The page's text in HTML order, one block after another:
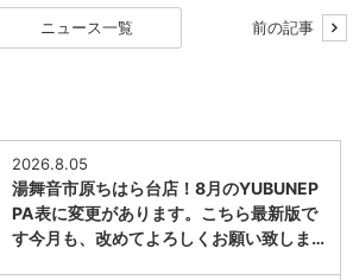
ニュース一覧 前の記事
2026.8.05
湯舞音市原ちはら台店！8月のYUBUNEP
PA表に変更があります。こちら最新版で
す今月も、改めてよろしくお願い致しま…